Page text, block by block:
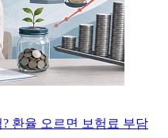
환율 오르면 보험료 부담